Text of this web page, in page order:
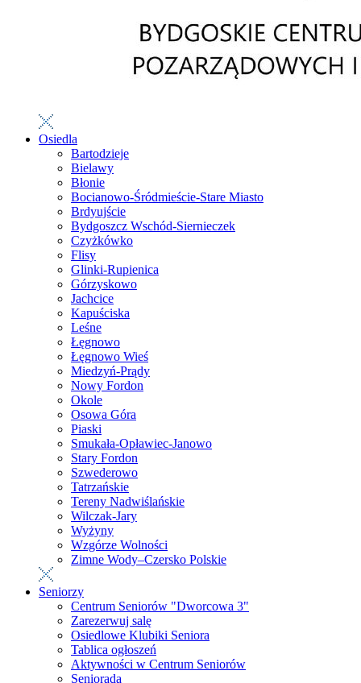
Osiedla
Bartodzieje
Bielawy
Błonie
Bocianowo-Śródmieście-Stare Miasto
Brdyujście
Bydgoszcz Wschód-Siernieczek
Czyżkówko
Flisy
Glinki-Rupienica
Górzyskowo
Jachcice
Kapuściska
Leśne
Łęgnowo
Łęgnowo Wieś
Miedzyń-Prądy
Nowy Fordon
Okole
Osowa Góra
Piaski
Smukała-Opławiec-Janowo
Stary Fordon
Szwederowo
Tatrzańskie
Tereny Nadwiślańskie
Wilczak-Jary
Wyżyny
Wzgórze Wolności
Zimne Wody–Czersko Polskie
Seniorzy
Centrum Seniorów "Dworcowa 3"
Zarezerwuj salę
Osiedlowe Klubiki Seniora
Tablica ogłoszeń
Aktywności w Centrum Seniorów
Seniorada